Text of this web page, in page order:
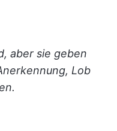
aber sie geben
Lob